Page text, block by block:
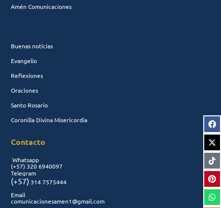
Amén Comunicaciones
Buenas noticias
Evangelio
Reflexiones
Oraciones
Santo Rosario
Coronilla Divina Misericordia
Contacto
Whatsapp
(+57) 320 6940097
Telegram
(+57) 314 7575444
Email
comunicacionesamen1@gmail.com